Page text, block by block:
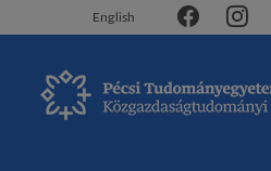
English